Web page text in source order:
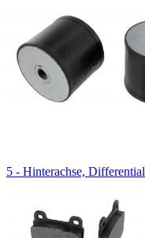
5 - Hinterachse, Differential